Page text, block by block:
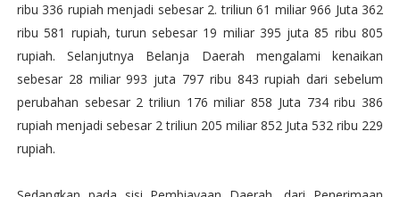
ribu 336 rupiah menjadi sebesar 2. triliun 61 miliar 966 Juta 362
ribu 581 rupiah, turun sebesar 19 miliar 395 juta 85 ribu 805
rupiah. Selanjutnya Belanja Daerah mengalami kenaikan
sebesar 28 miliar 993 juta 797 ribu 843 rupiah dari sebelum
perubahan sebesar 2 triliun 176 miliar 858 Juta 734 ribu 386
rupiah menjadi sebesar 2 triliun 205 miliar 852 Juta 532 ribu 229
rupiah.